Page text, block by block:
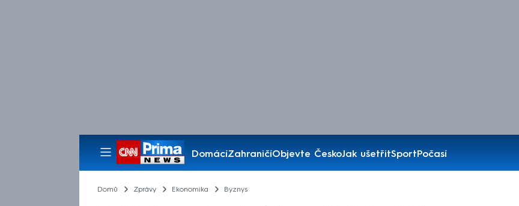
DomácíZahraničíObjevte ČeskoJak ušetřitSportPočasí
Pořady
Domů Zprávy Ekonomika Byznys